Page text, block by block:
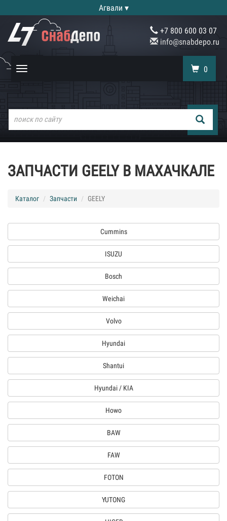
Агвали ▾
+7 800 600 03 07
info@snabdepo.ru
Toggle
0
ЗАПЧАСТИ GEELY В МАХАЧКАЛЕ
Каталог Запчасти GEELY
Cummins
ISUZU
Bosch
Weichai
Volvo
Hyundai
Shantui
Hyundai / KIA
Howo
BAW
FAW
FOTON
YUTONG